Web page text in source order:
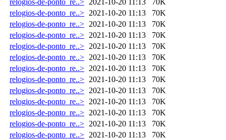
relogios-de-ponto_re..> 2021-10-20 11:13
70K
relogios-de-ponto_re..> 2021-10-20 11:13
70K
relogios-de-ponto_re..> 2021-10-20 11:13
70K
relogios-de-ponto_re..> 2021-10-20 11:13
70K
relogios-de-ponto_re..> 2021-10-20 11:13
70K
relogios-de-ponto_re..> 2021-10-20 11:13
70K
relogios-de-ponto_re..> 2021-10-20 11:13
70K
relogios-de-ponto_re..> 2021-10-20 11:13
70K
relogios-de-ponto_re..> 2021-10-20 11:13
70K
relogios-de-ponto_re..> 2021-10-20 11:13
70K
relogios-de-ponto_re..> 2021-10-20 11:13
70K
relogios-de-ponto_re..> 2021-10-20 11:13
70K
relogios-de-ponto_re..> 2021-10-20 11:13
70K